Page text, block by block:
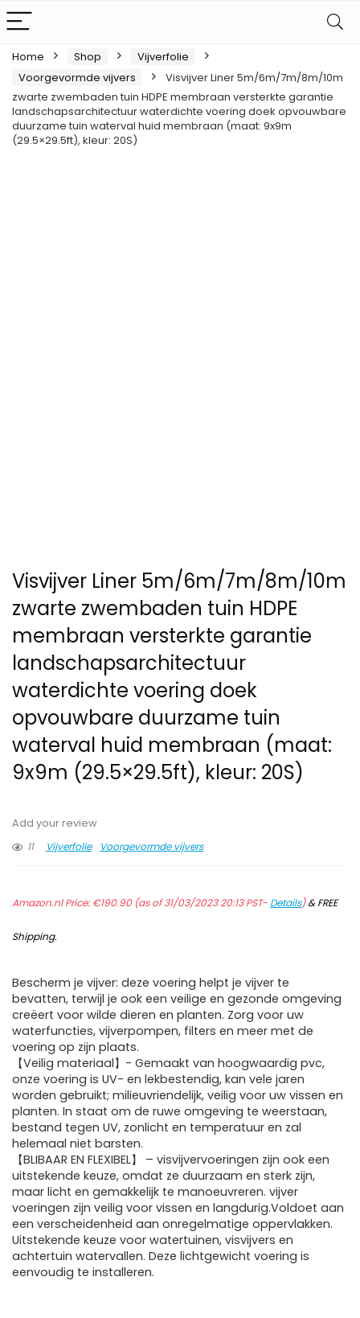
Home Shop
Vijverfolie
Voorgevormde vijvers
Visvijver Liner 5m/6m/7m/8m/10m
zwarte zwembaden tuin HDPE membraan versterkte garantie
landschapsarchitectuur waterdichte voering doek opvouwbare
duurzame tuin waterval huid membraan (maat: 9x9m
(29.5×29.5ft), kleur: 20S)
Visvijver Liner 5m/6m/7m/8m/10m
zwarte zwembaden tuin HDPE
membraan versterkte garantie
landschapsarchitectuur
waterdichte voering doek
opvouwbare duurzame tuin
waterval huid membraan (maat:
9x9m (29.5×29.5ft), kleur: 20S)
Add your review
11
Vijverfolie Voorgevormde vijvers
Amazon.nl Price:€190.90(as of 31/03/2023 20:13 PST- Details)&FREE
Shipping.
Bescherm je vijver: deze voering helpt je vijver te
bevatten, terwijl je ook een veilige en gezonde omgeving
creëert voor wilde dieren en planten. Zorg voor uw
waterfuncties, vijverpompen, filters en meer met de
voering op zijn plaats.
【Veilig materiaal】- Gemaakt van hoogwaardig pvc,
onze voering is UV- en lekbestendig, kan vele jaren
worden gebruikt; milieuvriendelijk, veilig voor uw vissen en
planten. In staat om de ruwe omgeving te weerstaan,
bestand tegen UV, zonlicht en temperatuur en zal
helemaal niet barsten.
【BLIBAAR EN FLEXIBEL】 – visvijvervoeringen zijn ook een
uitstekende keuze, omdat ze duurzaam en sterk zijn,
maar licht en gemakkelijk te manoeuvreren. vijver
voeringen zijn veilig voor vissen en langdurig.Voldoet aan
een verscheidenheid aan onregelmatige oppervlakken.
Uitstekende keuze voor watertuinen, visvijvers en
achtertuin watervallen. Deze lichtgewicht voering is
eenvoudig te installeren.